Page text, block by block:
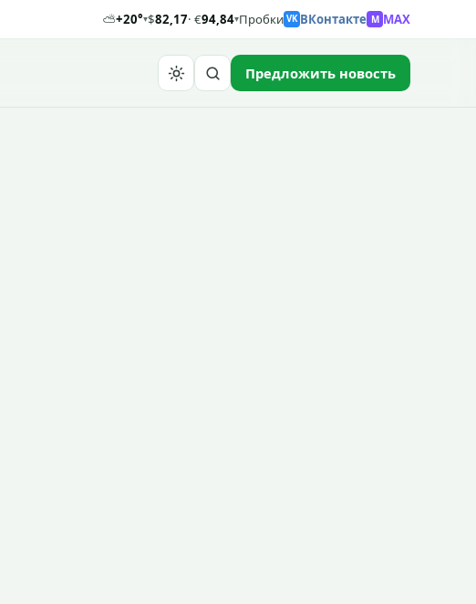
⛅+20°▾$82,17· €94,84▾Пробки VK ВКонтакте M MAX
Предложить новость